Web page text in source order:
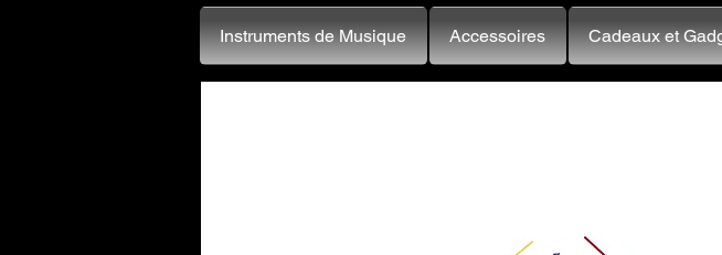
Instruments de Musique Accessoires Cadeaux et